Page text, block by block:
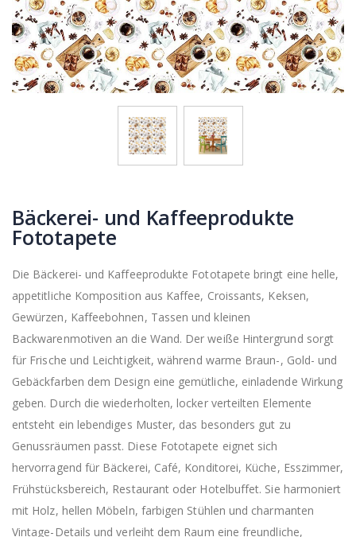
Bäckerei- und Kaffeeprodukte
Fototapete
Die Bäckerei- und Kaffeeprodukte Fototapete bringt eine helle,
appetitliche Komposition aus Kaffee, Croissants, Keksen,
Gewürzen, Kaffeebohnen, Tassen und kleinen
Backwarenmotiven an die Wand. Der weiße Hintergrund sorgt
für Frische und Leichtigkeit, während warme Braun-, Gold- und
Gebäckfarben dem Design eine gemütliche, einladende Wirkung
geben. Durch die wiederholten, locker verteilten Elemente
entsteht ein lebendiges Muster, das besonders gut zu
Genussräumen passt. Diese Fototapete eignet sich
hervorragend für Bäckerei, Café, Konditorei, Küche, Esszimmer,
Frühstücksbereich, Restaurant oder Hotelbuffet. Sie harmoniert
mit Holz, hellen Möbeln, farbigen Stühlen und charmanten
Vintage-Details und verleiht dem Raum eine freundliche,